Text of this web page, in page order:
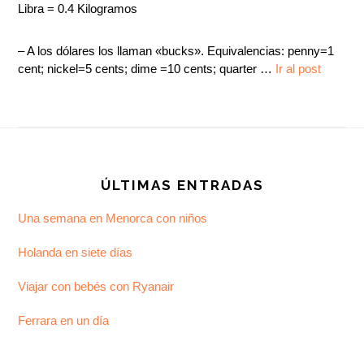
Libra = 0.4 Kilogramos
– A los dólares los llaman «bucks». Equivalencias: penny=1
cent; nickel=5 cents; dime =10 cents; quarter … Ir al post
ÚLTIMAS ENTRADAS
Una semana en Menorca con niños
Holanda en siete días
Viajar con bebés con Ryanair
Ferrara en un día